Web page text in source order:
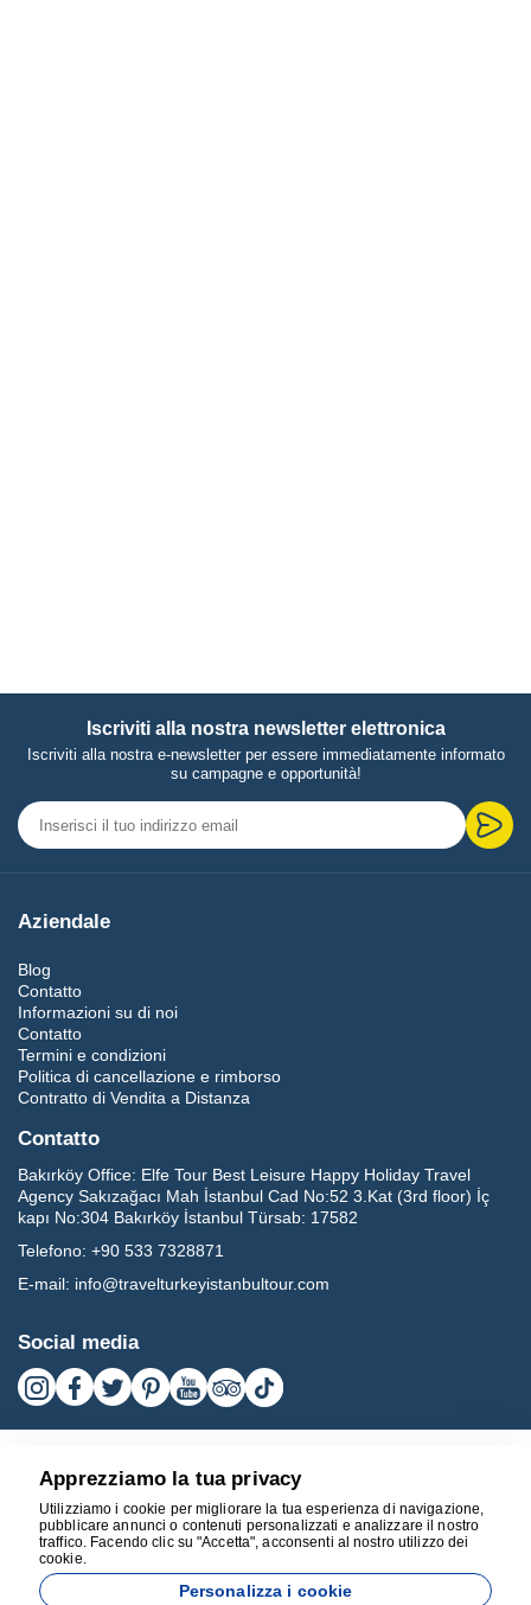
Iscriviti alla nostra newsletter elettronica
Iscriviti alla nostra e-newsletter per essere immediatamente informato
su campagne e opportunità!
Aziendale
Blog
Contatto
Informazioni su di noi
Contatto
Termini e condizioni
Politica di cancellazione e rimborso
Contratto di Vendita a Distanza
Contatto
Bakırköy Office: Elfe Tour Best Leisure Happy Holiday Travel
Agency Sakızağacı Mah İstanbul Cad No:52 3.Kat (3rd floor) İç
kapı No:304 Bakırköy İstanbul Türsab: 17582
Telefono: +90 533 7328871
E-mail: info@travelturkeyistanbultour.com
Social media
Apprezziamo la tua privacy
Utilizziamo i cookie per migliorare la tua esperienza di navigazione,
pubblicare annunci o contenuti personalizzati e analizzare il nostro
traffico. Facendo clic su "Accetta", acconsenti al nostro utilizzo dei
cookie.
Personalizza i cookie